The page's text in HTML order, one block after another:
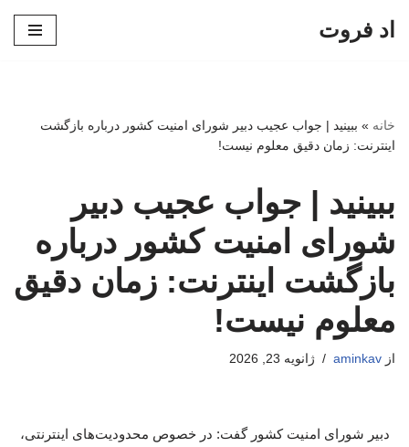
اد فروت
خانه » ببینید | جواب عجیب دبیر شورای امنیت کشور درباره بازگشت
اینترنت: زمان دقیق معلوم نیست!
ببینید | جواب عجیب دبیر
شورای امنیت کشور درباره
بازگشت اینترنت: زمان دقیق
معلوم نیست!
از aminkav ژانویه 23, 2026
دبیر شورای امنیت کشور گفت: در خصوص محدودیت‌های اینترنتی،